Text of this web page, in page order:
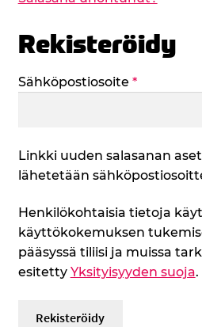
Rekisteröidy
Sähköpostiosoite *Vaaditaan
Linkki uuden salasanan
lähetetään
Henkilökohtaisia tietoja
käyttökokemuksen
pääsyssä tiliisi ja muissa
esitetty Yksityisyyden suoja.
Rekisteröidy